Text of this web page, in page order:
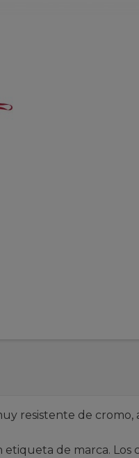
resistente de cromo,
etiqueta de marca. Los